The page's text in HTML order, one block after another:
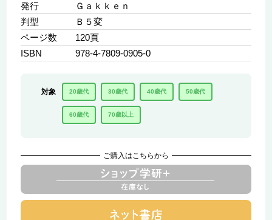
発行
Ｇａｋｋｅｎ
判型
Ｂ５変
ページ数
120頁
ISBN
978-4-7809-0905-0
対象 20歳代 30歳代 40歳代 50歳代
60歳代 70歳以上
ご購入はこちらから